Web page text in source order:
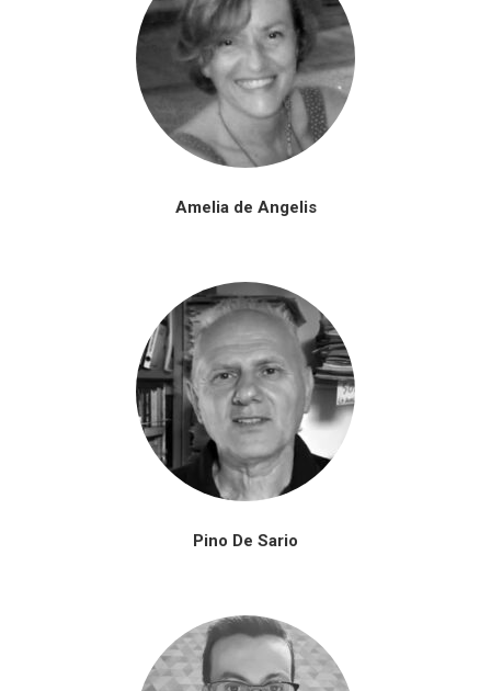
Amelia de Angelis
Pino De Sario